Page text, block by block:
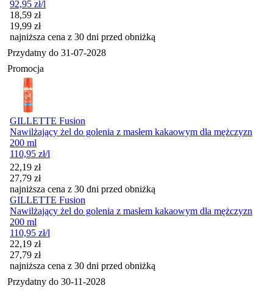
92,95 zł/l
Cena promocyjna
18,59 zł
19,99 zł
najniższa cena z 30 dni przed obniżką
Przydatny do 31-07-2028
Promocja
GILLETTE Fusion
Nawilżający żel do golenia z masłem kakaowym dla mężczyzn
200 ml
110,95 zł/l
Cena promocyjna
22,19 zł
27,79 zł
najniższa cena z 30 dni przed obniżką
GILLETTE Fusion
Nawilżający żel do golenia z masłem kakaowym dla mężczyzn
200 ml
110,95 zł/l
Cena promocyjna
22,19 zł
27,79 zł
najniższa cena z 30 dni przed obniżką
Przydatny do 30-11-2028